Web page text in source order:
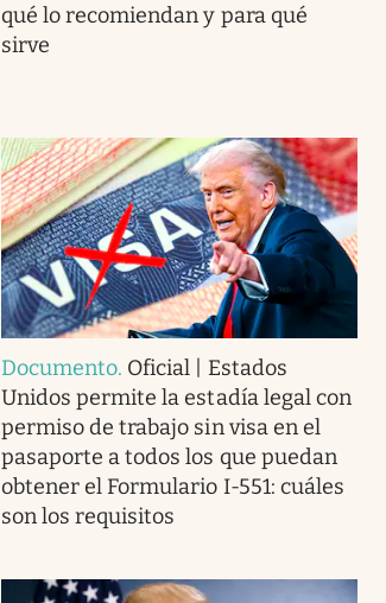
qué lo recomiendan y para qué
sirve
Documento. Oficial | Estados
Unidos permite la estadía legal con
permiso de trabajo sin visa en el
pasaporte a todos los que puedan
obtener el Formulario I-551: cuáles
son los requisitos